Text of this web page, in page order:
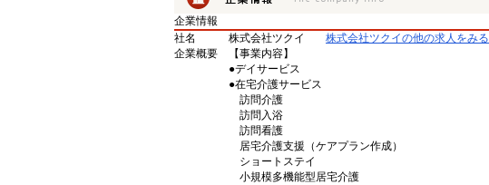
企業情報
社名
株式会社ツクイ
株式会社ツクイの他の求人をみる
企業概要
【事業内容】
●デイサービス
●在宅介護サービス
訪問介護
訪問入浴
訪問看護
居宅介護支援（ケアプラン作成）
ショートステイ
小規模多機能型居宅介護